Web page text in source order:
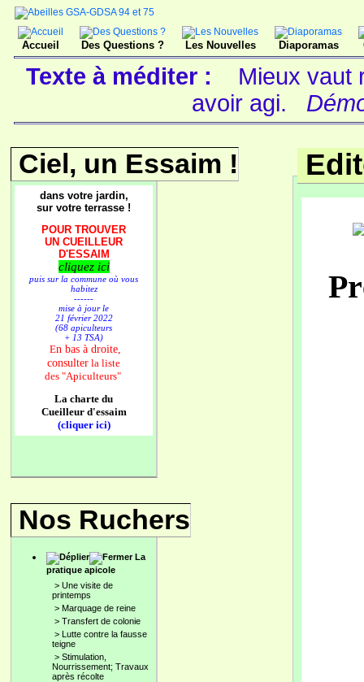
Accueil Des Questions ? Les Nouvelles Diaporamas
Texte à méditer :
Mieux vaut
avoir agi.
Ciel, un Essaim !
dans votre jardin,
sur votre terrasse !
POUR TROUVER
UN CUEILLEUR
D'ESSAIM
cliquez ici
puis sur la commune où vous
habitez
------
mise à jour le
21 février 2022
(68 apiculteurs
+ 13 TSA)
En bas à droite,
consulter la liste
des "Apiculteurs"
La charte du
Cueilleur d'essaim
(cliquer ici)
Nos Ruchers
La
pratique apicole
> Une visite de
printemps
> Marquage de reine
> Transfert de colonie
> Lutte contre la fausse
teigne
> Stimulation,
Nourrissement; Travaux
après récolte